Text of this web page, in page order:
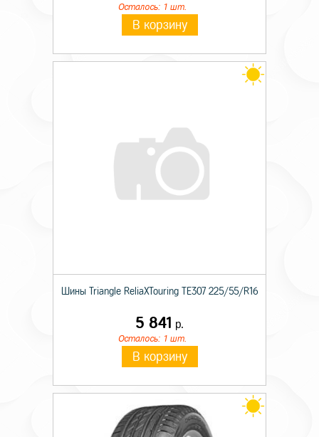
Осталось: 1 шт.
В корзину
Шины Triangle ReliaXTouring TE307 225/55/R16
5 841 р.
Осталось: 1 шт.
В корзину